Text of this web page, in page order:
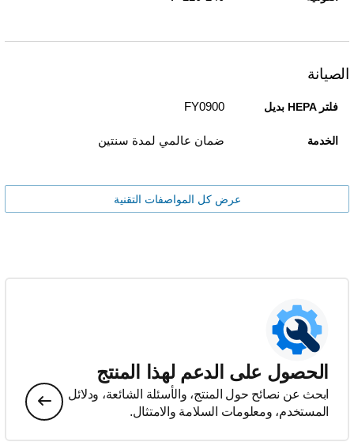
الصيانة
فلتر HEPA بديل FY0900
الخدمة ضمان عالمي لمدة سنتين
عرض كل المواصفات التقنية
الحصول على الدعم لهذا المنتج
ابحث عن نصائح حول المنتج، والأسئلة الشائعة، ودلائل
المستخدم، ومعلومات السلامة والامتثال.